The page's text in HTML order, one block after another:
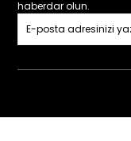
haberdar olun.